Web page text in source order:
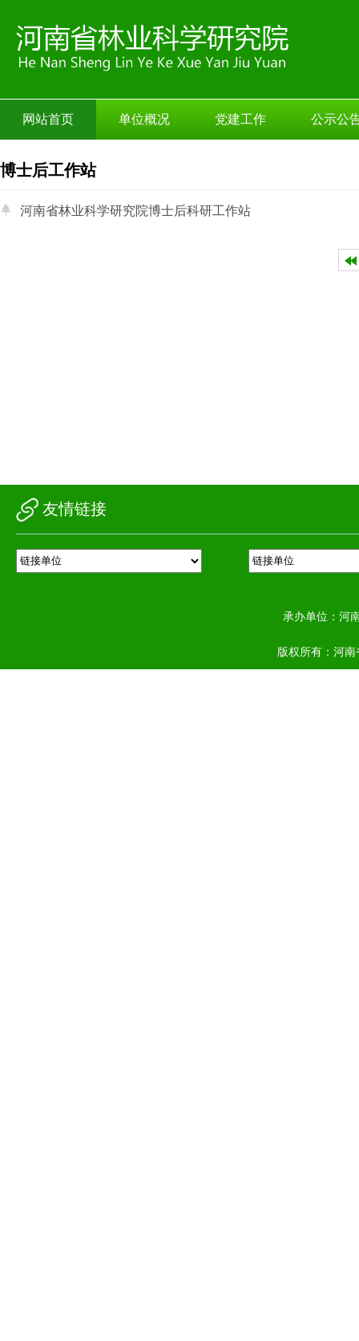
网站首页 单位概况 党建工作 公示公
博士后工作站
河南省林业科学研究院博士后科研工作站
友情链接
承办单位：河
版权所有：河南